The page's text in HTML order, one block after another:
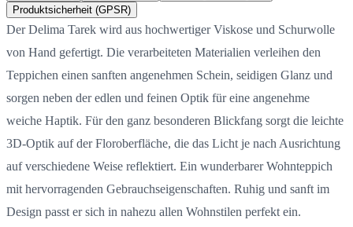
Produktsicherheit (GPSR)
Der Delima Tarek wird aus hochwertiger Viskose und Schurwolle
von Hand gefertigt. Die verarbeiteten Materialien verleihen den
Teppichen einen sanften angenehmen Schein, seidigen Glanz und
sorgen neben der edlen und feinen Optik für eine angenehme
weiche Haptik. Für den ganz besonderen Blickfang sorgt die leichte
3D-Optik auf der Floroberfläche, die das Licht je nach Ausrichtung
auf verschiedene Weise reflektiert. Ein wunderbarer Wohnteppich
mit hervorragenden Gebrauchseigenschaften. Ruhig und sanft im
Design passt er sich in nahezu allen Wohnstilen perfekt ein.